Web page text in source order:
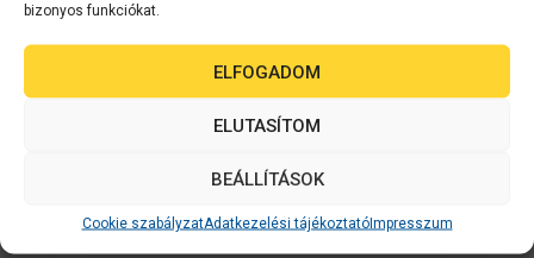
bizonyos funkciókat.
ELFOGADOM
ELUTASÍTOM
BEÁLLÍTÁSOK
Cookie szabályzatAdatkezelési tájékoztatóImpresszum
z
-
l
AJÁNLATOT KÉREK